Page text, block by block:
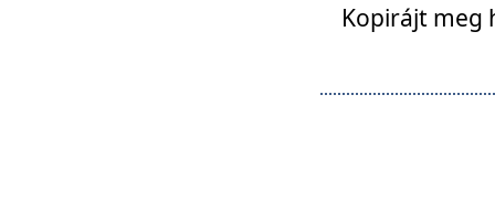
Kopirájt meg